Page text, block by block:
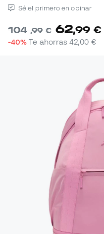
Sé el primero en opinar
104,99 € 62,99 €
-40% Te ahorras42,00 €